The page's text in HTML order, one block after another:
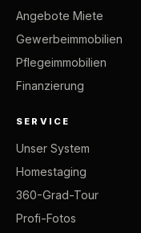
Angebote Miete
Gewerbeimmobilien
Pflegeimmobilien
Finanzierung
SERVICE
Unser System
Homestaging
360-Grad-Tour
Profi-Fotos